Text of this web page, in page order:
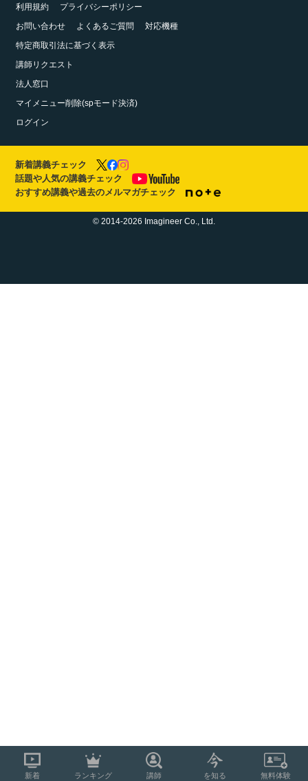
利用規約
プライバシーポリシー
お問い合わせ
よくあるご質問
対応機種
特定商取引法に基づく表示
講師リクエスト
法人窓口
マイメニュー削除(spモード決済)
ログイン
新着講義チェック
話題や人気の講義チェック
おすすめ講義や過去のメルマガチェック
© 2014-2026 Imagineer Co., Ltd.
新着 ランキング 講師 を知る 無料体験